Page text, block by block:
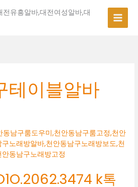
유흥알바,대전여성알바,대
테이블알바
k톡